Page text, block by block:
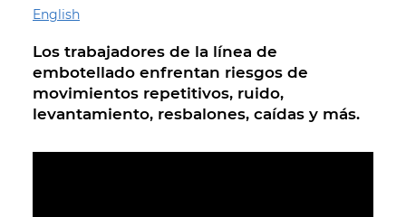
English
Los trabajadores de la línea de
embotellado enfrentan riesgos de
movimientos repetitivos, ruido,
levantamiento, resbalones, caídas y más.